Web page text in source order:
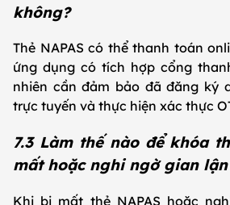
không?
Thẻ NAPAS có thể thanh toán
ứng dụng có tích hợp cổng
nhiên cần đảm bảo đã đăng ký
trực tuyến và thực hiện xác thực
7.3 Làm thế nào để khóa
mất hoặc nghi ngờ gian
Khi bị mất thẻ NAPAS hoặc